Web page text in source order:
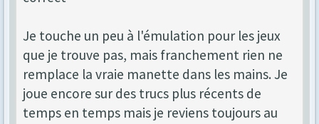
Je touche un peu à l'émulation pour les jeux
que je trouve pas, mais franchement rien ne
remplace la vraie manette dans les mains. Je
joue encore sur des trucs plus récents de
temps en temps mais je reviens toujours au